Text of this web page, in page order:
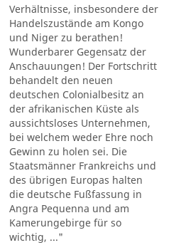
Verhältnisse, insbesondere der
Handelszustände am Kongo
und Niger zu berathen!
Wunderbarer Gegensatz der
Anschauungen! Der Fortschritt
behandelt den neuen
deutschen Colonialbesitz an
der afrikanischen Küste als
aussichtsloses Unternehmen,
bei welchem weder Ehre noch
Gewinn zu holen sei. Die
Staatsmänner Frankreichs und
des übrigen Europas halten
die deutsche Fußfassung in
Angra Pequenna und am
Kamerungebirge für so
wichtig, ..."